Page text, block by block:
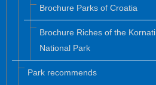
Brochure Parks of Croatia
Brochure Riches of the Kornati
National Park
Park recommends